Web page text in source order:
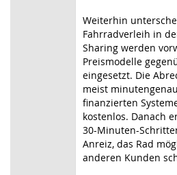
Weiterhin
Fahrradverleih in
Sharing werden
Preismodelle
eingesetzt. Die
meist
finanzierten
kostenlos. Danach
30-Minuten-
Anreiz, das Rad
anderen Kunden